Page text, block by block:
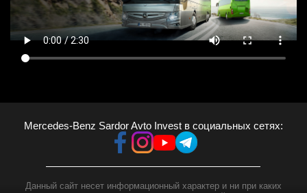
Mercedes-Benz Sardor Avto Invest в социальных сетях:
Данный сайт несет информационный характер и ни при каких